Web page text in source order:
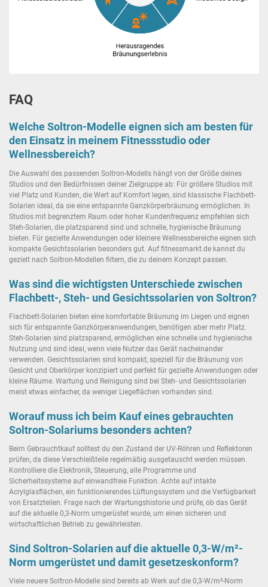
FAQ
Welche Soltron-Modelle eignen sich am besten für
den Einsatz in meinem Fitnessstudio oder
Wellnessbereich?
Die Auswahl des passenden Soltron-Modells hängt von der Größe deines
Studios und den Bedürfnissen deiner Zielgruppe ab: Für größere Studios mit
viel Platz und Kunden, die Wert auf Komfort legen, sind klassische Flachbett-
Solarien ideal, da sie eine entspannte Ganzkörperbräunung ermöglichen. In
Studios mit begrenztem Raum oder hoher Kundenfrequenz empfehlen sich
Steh-Solarien, die platzsparend sind und schnelle, hygienische Bräunung
bieten. Für gezielte Anwendungen oder kleinere Wellnessbereiche eignen sich
kompakte Gesichtssolarien besonders gut. Auf fitnessmarkt.de kannst du
gezielt nach Soltron-Modellen filtern, die zu deinem Konzept passen.
Was sind die wichtigsten Unterschiede zwischen
Flachbett-, Steh- und Gesichtssolarien von Soltron?
Flachbett-Solarien bieten eine komfortable Bräunung im Liegen und eignen
sich für entspannte Ganzkörperanwendungen, benötigen aber mehr Platz.
Steh-Solarien sind platzsparend, ermöglichen eine schnelle und hygienische
Nutzung und sind ideal, wenn viele Nutzer das Gerät nacheinander
verwenden. Gesichtssolarien sind kompakt, speziell für die Bräunung von
Gesicht und Oberkörper konzipiert und perfekt für gezielte Anwendungen oder
kleine Räume. Wartung und Reinigung sind bei Steh- und Gesichtssolarien
meist etwas einfacher, da weniger Liegeflächen vorhanden sind.
Worauf muss ich beim Kauf eines gebrauchten
Soltron-Solariums besonders achten?
Beim Gebrauchtkauf solltest du den Zustand der UV-Röhren und Reflektoren
prüfen, da diese Verschleißteile regelmäßig ausgetauscht werden müssen.
Kontrolliere die Elektronik, Steuerung, alle Programme und
Sicherheitssysteme auf einwandfreie Funktion. Achte auf intakte
Acrylglasflächen, ein funktionierendes Lüftungssystem und die Verfügbarkeit
von Ersatzteilen. Frage nach der Wartungshistorie und prüfe, ob das Gerät
auf die aktuelle 0,3-Norm umgerüstet wurde, um einen sicheren und
wirtschaftlichen Betrieb zu gewährleisten.
Sind Soltron-Solarien auf die aktuelle 0,3-W/m²-
Norm umgerüstet und damit gesetzeskonform?
Viele neuere Soltron-Modelle sind bereits ab Werk auf die 0,3-W/m²-Norm